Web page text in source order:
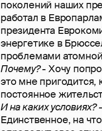
поколений наших
работал в
президента
энергетике в
проблемами
Почему?- Хочу
это мне
постоянное
И на каких условиях?
Единственное, на